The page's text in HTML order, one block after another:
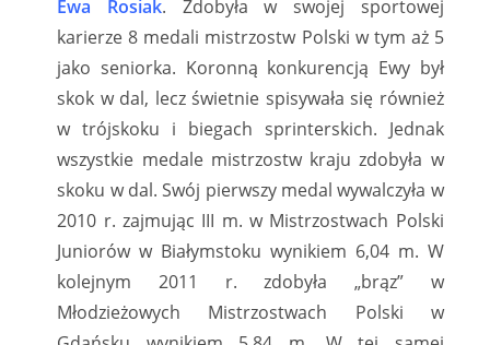
Ewa Rosiak. Zdobyła w swojej sportowej
karierze 8 medali mistrzostw Polski w tym aż 5
jako seniorka. Koronną konkurencją Ewy był
skok w dal, lecz świetnie spisywała się również
w trójskoku i biegach sprinterskich. Jednak
wszystkie medale mistrzostw kraju zdobyła w
skoku w dal. Swój pierwszy medal wywalczyła w
2010 r. zajmując III m. w Mistrzostwach Polski
Juniorów w Białymstoku wynikiem 6,04 m. W
kolejnym 2011 r. zdobyła „brąz” w
Młodzieżowych Mistrzostwach Polski w